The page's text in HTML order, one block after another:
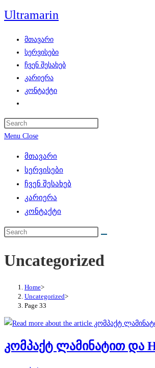
Skip
to
Ultramarin
მთავარი
სერვისები
ჩვენ შესახებ
კარიერა
კონტაქტი
search
Menu Close
მთავარი
სერვისები
ჩვენ შესახებ
კარიერა
კონტაქტი
Uncategorized
Home>
Uncategorized>
Page 33
კომპაქტ ლამინატით და